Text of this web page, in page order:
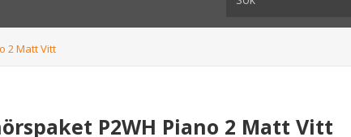
2 Matt Vitt
P2WH Piano 2 Matt Vitt